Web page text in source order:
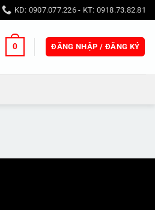
KD: 0907.077.226 - KT: 0918.73.82.81
0 ĐĂNG NHẬP / ĐĂNG KÝ